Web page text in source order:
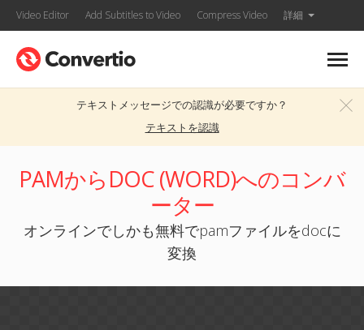
Video Editor Add Subtitles to Video Compress Video 詳細
テキストメッセージでの認識が必要ですか？
テキストを認識
PAMからDOC (WORD)へのコンバ
ーター
オンラインでしかも無料でpamファイルをdocに
変換